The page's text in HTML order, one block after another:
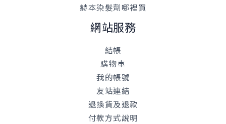
赫本染髮劑哪裡買
網站服務
結帳
購物車
我的帳號
友站連結
退換貨及退款
付款方式說明